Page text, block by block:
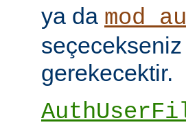
ya da
gerekecektir.